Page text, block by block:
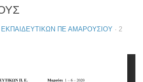
ΠΕ ΑΜΑΡΟΥΣΊΟΥ · 2